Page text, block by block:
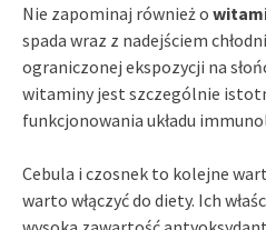
Nie zapominaj również o
spada wraz z nadejściem
ograniczonej ekspozycji na
witaminy jest szczególnie
funkcjonowania układu
Cebula i czosnek to kolejne
warto włączyć do diety. Ich